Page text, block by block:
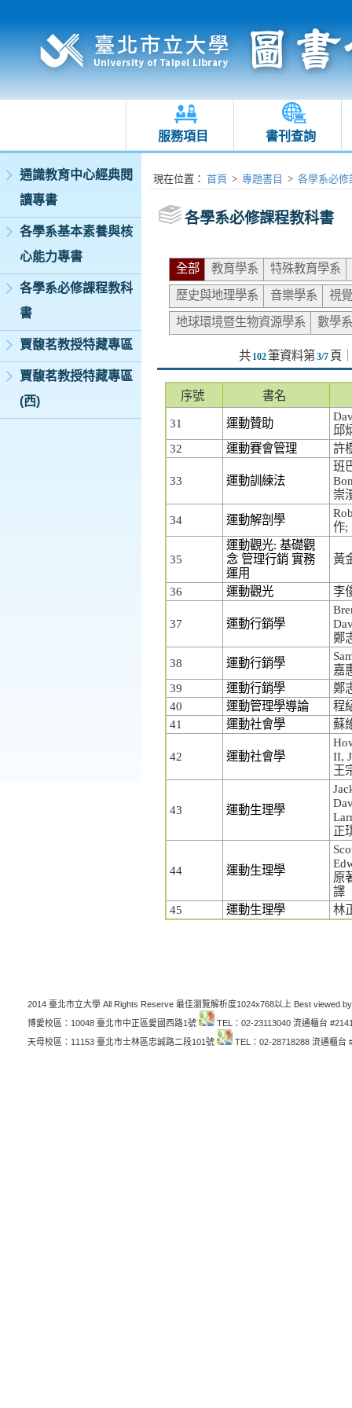
服務項目 書刊查詢
:::
通識教育中心經典閱
讀專書
各學系基本素養與核
心能力專書
各學系必修課程教科
書
賈馥茗教授特藏專區
賈馥茗教授特藏專區
(西)
:::現在位置 ： 首頁 > 專題書目 > 各學系必修
各學系必修課程教科書
全部 教育學系
特殊教育學系
歷史與地理學系
音樂學系
視
地球環境暨生物資源學系
數學
共 102筆資料第 3/7 頁
序號 書名
31 運動贊助
邱
32
運動賽會管理 許
33 運動訓練法
班
崇
34
運動解剖學
作;
35
運動觀光: 基礎觀
念 管理行銷 實務
運用
黃
36 運動觀光 李
37 運動行銷學
鄭
38
運動行銷學
嘉
39
運動行銷學
鄭
40
運動管理學導論
程
41
運動社會學 蘇
42 運動社會學
II,
王
43 運動生理學
正
44 運動生理學
原
譯
45
運動生理學 林
2014 臺北市立大學 All Rights Reserve 最佳瀏覽解析度1024x768以上 Best viewed
博愛校區：10048 臺北市中正區愛國西路1號
TEL：02-23113040 流通櫃台
天母校區：11153 臺北市士林區忠誠路二段101號
TEL：02-28718288 流通櫃台